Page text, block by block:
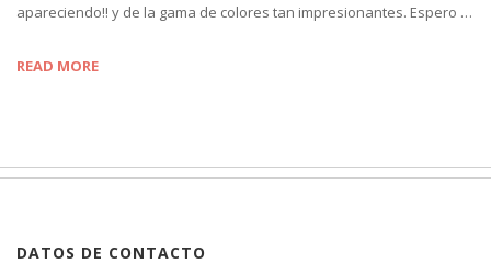
apareciendo!! y de la gama de colores tan impresionantes. Espero …
READ MORE
DATOS DE CONTACTO